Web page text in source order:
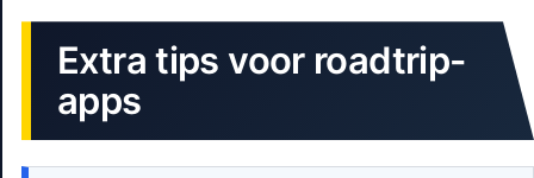
Extra tips voor roadtrip-
apps